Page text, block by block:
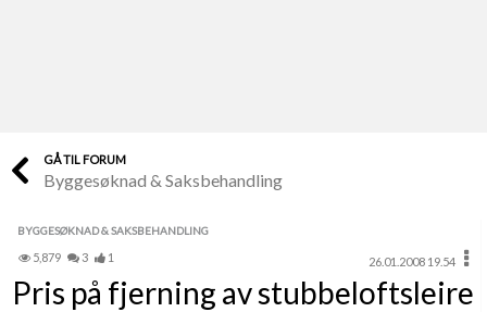
Finn håndverkere
Papirer som mangler
Skaff dokumentasjon som mangler
GÅ TIL FORUM
Byggesøknad & Saksbehandling
BYGGESØKNAD & SAKSBEHANDLING
5,879 3 1 26.01.2008 19.54
Pris på fjerning av stubbeloftsleire